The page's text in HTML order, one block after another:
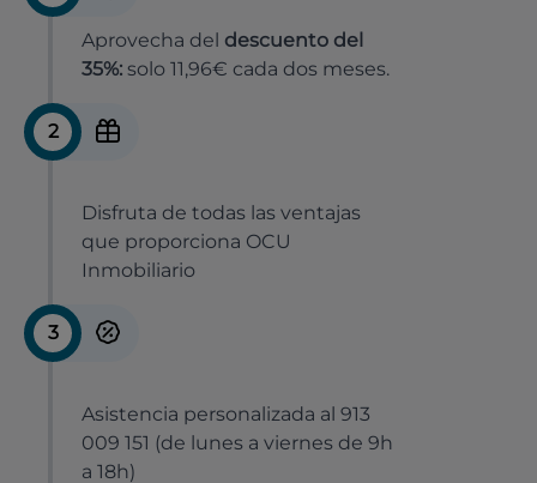
Aprovecha del descuento del
35%: solo 11,96€ cada dos meses.
2
Disfruta de todas las ventajas
que proporciona OCU
Inmobiliario
3
Asistencia personalizada al 913
009 151 (de lunes a viernes de 9h
a 18h)